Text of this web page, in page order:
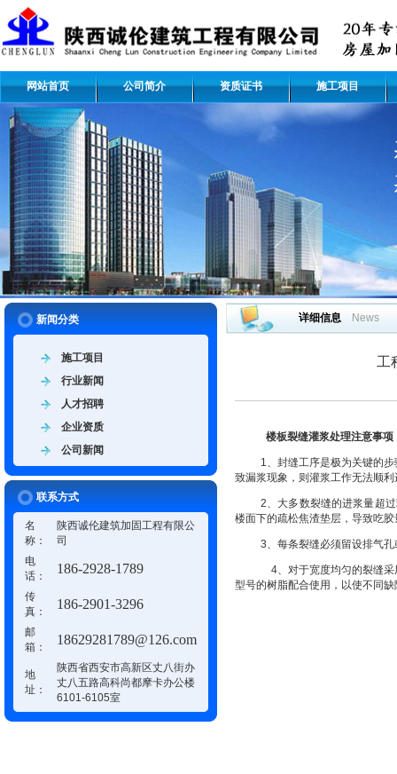
网站首页 公司简介 资质证书 施工项目
新闻分类
施工项目
行业新闻
人才招聘
企业资质
公司新闻
联系方式
名
称：
陕西诚伦建筑加固工程有限公
司
电
话：
186-2928-1789
传
真：
186-2901-3296
邮
箱：
18629281789@126.com
地
址：
陕西省西安市高新区丈八街办
丈八五路高科尚都摩卡办公楼
6101-6105室
详细信息 News
工
楼板裂缝灌浆处理注意事项
1、封缝工序是极为关键的
致漏浆现象，则灌浆工作无法顺
2、大多数裂缝的进浆量超
楼面下的疏松焦渣垫层，导致吃
3、每条裂缝必须留设排气
4、对于宽度均匀的裂缝
型号的树脂配合使用，以使不同